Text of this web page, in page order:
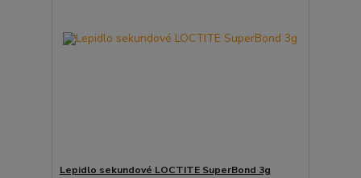
Lepidlo sekundové LOCTITE SuperBond 3g